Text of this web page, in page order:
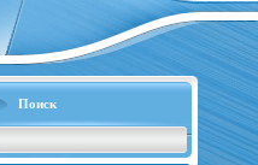
Поиск